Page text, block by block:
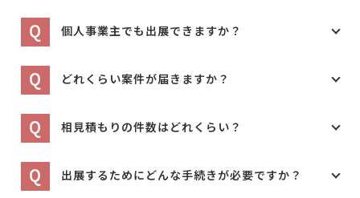
Q 個人事業主でも出展できますか？
Q どれくらい案件が届きますか？
Q 相見積もりの件数はどれくらい？
Q 出展するためにどんな手続きが必要ですか？